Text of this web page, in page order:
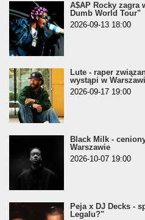
A$AP Rocky zagra
Dumb World Tour"
2026-09-13 18:00
Lute - raper
wystąpi w
2026-09-17 19:00
Black Milk -
Warszawie
2026-10-07 19:00
Peja x DJ Decks -
Legalu?"